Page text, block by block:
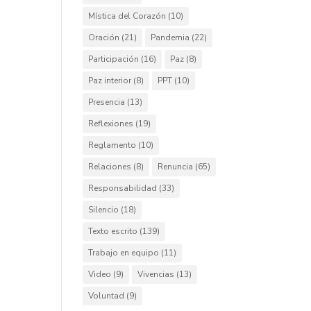
Mística del Corazón (10)
Oración (21) Pandemia (22)
Participación (16) Paz (8)
Paz interior (8) PPT (10)
Presencia (13)
Reflexiones (19)
Reglamento (10)
Relaciones (8) Renuncia (65)
Responsabilidad (33)
Silencio (18)
Texto escrito (139)
Trabajo en equipo (11)
Video (9) Vivencias (13)
Voluntad (9)